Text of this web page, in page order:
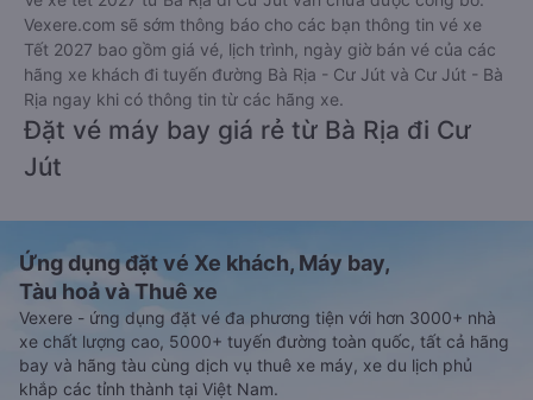
Vexere.com sẽ sớm thông báo cho các bạn thông tin vé xe
Tết 2027 bao gồm giá vé, lịch trình, ngày giờ bán vé của các
hãng xe khách đi tuyến đường Bà Rịa - Cư Jút và Cư Jút - Bà
Rịa ngay khi có thông tin từ các hãng xe.
Đặt vé máy bay giá rẻ từ Bà Rịa đi Cư
Jút
Ứng dụng đặt vé Xe khách, Máy bay,
Tàu hoả và Thuê xe
Vexere - ứng dụng đặt vé đa phương tiện với hơn 3000+ nhà
xe chất lượng cao, 5000+ tuyến đường toàn quốc, tất cả hãng
bay và hãng tàu cùng dịch vụ thuê xe máy, xe du lịch phủ
khắp các tỉnh thành tại Việt Nam.